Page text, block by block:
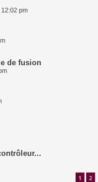
pm
de fusion
1 2